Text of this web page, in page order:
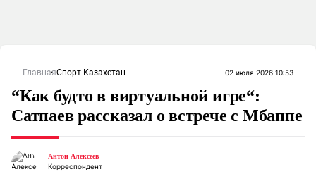
ГлавнаяСпорт Казахстан 02 июля 2026 10:53
“Как будто в виртуальной игре“:
Сатпаев рассказал о встрече с Мбаппе
Антон Алексеев
Корреспондент